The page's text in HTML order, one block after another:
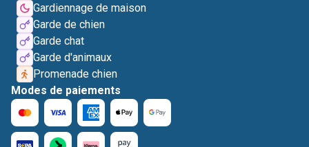
Gardiennage de maison
Garde de chien
Garde chat
Garde d'animaux
Promenade chien
Modes de paiements